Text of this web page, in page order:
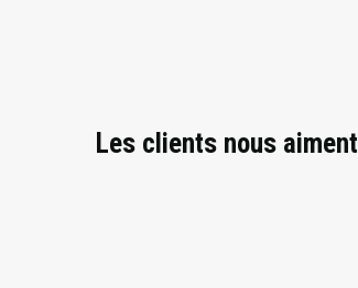
Les clients nous aiment